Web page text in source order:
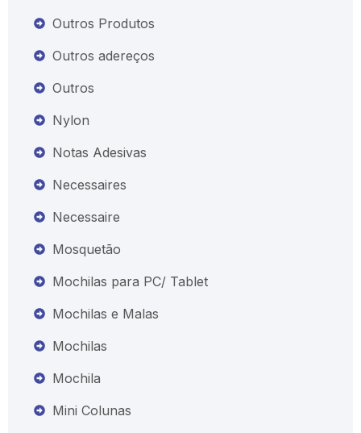
Outros Produtos
Outros adereços
Outros
Nylon
Notas Adesivas
Necessaires
Necessaire
Mosquetão
Mochilas para PC/ Tablet
Mochilas e Malas
Mochilas
Mochila
Mini Colunas